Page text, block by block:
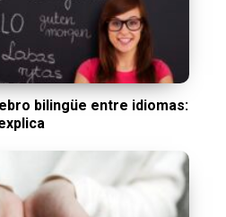
bilingüe entre idiomas: